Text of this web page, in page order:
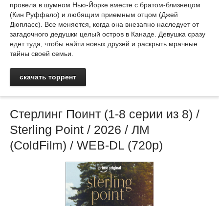
провела в шумном Нью-Йорке вместе с братом-близнецом
(Кин Руффало) и любящим приемным отцом (Джей
Дюпласс). Все меняется, когда она внезапно наследует от
загадочного дедушки целый остров в Канаде. Девушка сразу
едет туда, чтобы найти новых друзей и раскрыть мрачные
тайны своей семьи.
скачать торрент
Стерлинг Поинт (1-8 серии из 8) /
Sterling Point / 2026 / ЛМ
(ColdFilm) / WEB-DL (720р)